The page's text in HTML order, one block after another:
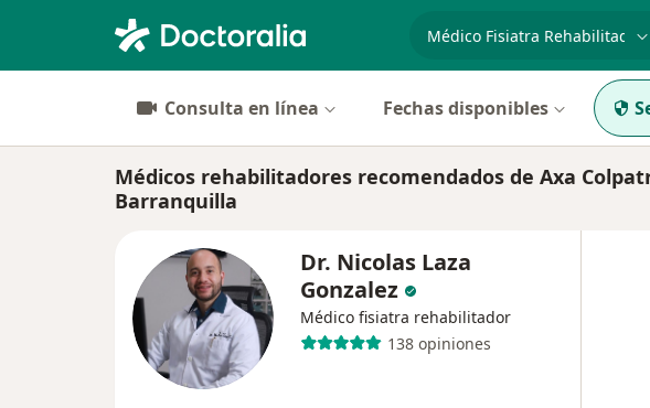
especialidad, enfermedad
Consulta en línea Fechas disponibles
Médicos rehabilitadores recomendados de Axa
Barranquilla
Dr. Nicolas Laza
Gonzalez
Médico fisiatra rehabilitador
138 opiniones